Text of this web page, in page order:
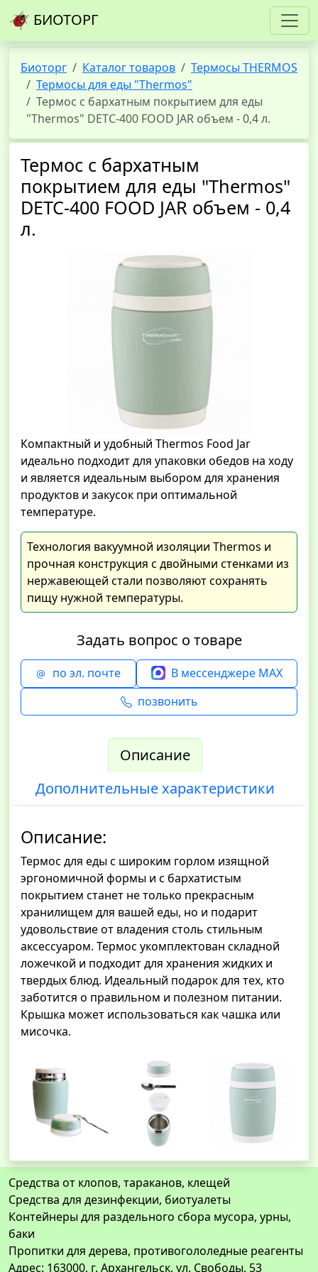
БИОТОРГ
Биоторг Каталог товаров
Термосы THERMOS
Термосы для еды "Thermos"
Термос с бархатным покрытием для еды
"Thermos" DETC-400 FOOD JAR объем - 0,4 л.
Термос с бархатным
покрытием для еды "Thermos"
DETC-400 FOOD JAR объем - 0,4
л.
Компактный и удобный Thermos Food Jar
идеально подходит для упаковки обедов на ходу
и является идеальным выбором для хранения
продуктов и закусок при оптимальной
температуре.
Технология вакуумной изоляции Thermos и
прочная конструкция с двойными стенками из
нержавеющей стали позволяют сохранять
пищу нужной температуры.
Задать вопрос о товаре
по эл. почте
В мессенджере MAX
позвонить
Описание
Дополнительные характеристики
Описание:
Термос для еды с широким горлом изящной
эргономичной формы и с бархатистым
покрытием станет не только прекрасным
хранилищем для вашей еды, но и подарит
удовольствие от владения столь стильным
аксессуаром. Термос укомплектован складной
ложечкой и подходит для хранения жидких и
твердых блюд. Идеальный подарок для тех, кто
заботится о правильном и полезном питании.
Крышка может использоваться как чашка или
мисочка.
Средства от клопов, тараканов, клещей
Средства для дезинфекции, биотуалеты
Контейнеры для раздельного сбора мусора, урны,
баки
Пропитки для дерева, противогололедные реагенты
Адрес: 163000, г. Архангельск, ул. Свободы, 53